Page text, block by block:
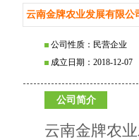
云南金牌农业发展有限公
公司性质：民营
成立日期：2018-
公司简介
云南金牌农